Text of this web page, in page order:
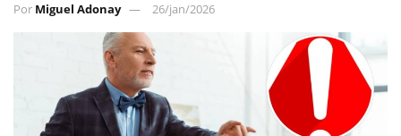
Por Miguel Adonay 26/jan/2026